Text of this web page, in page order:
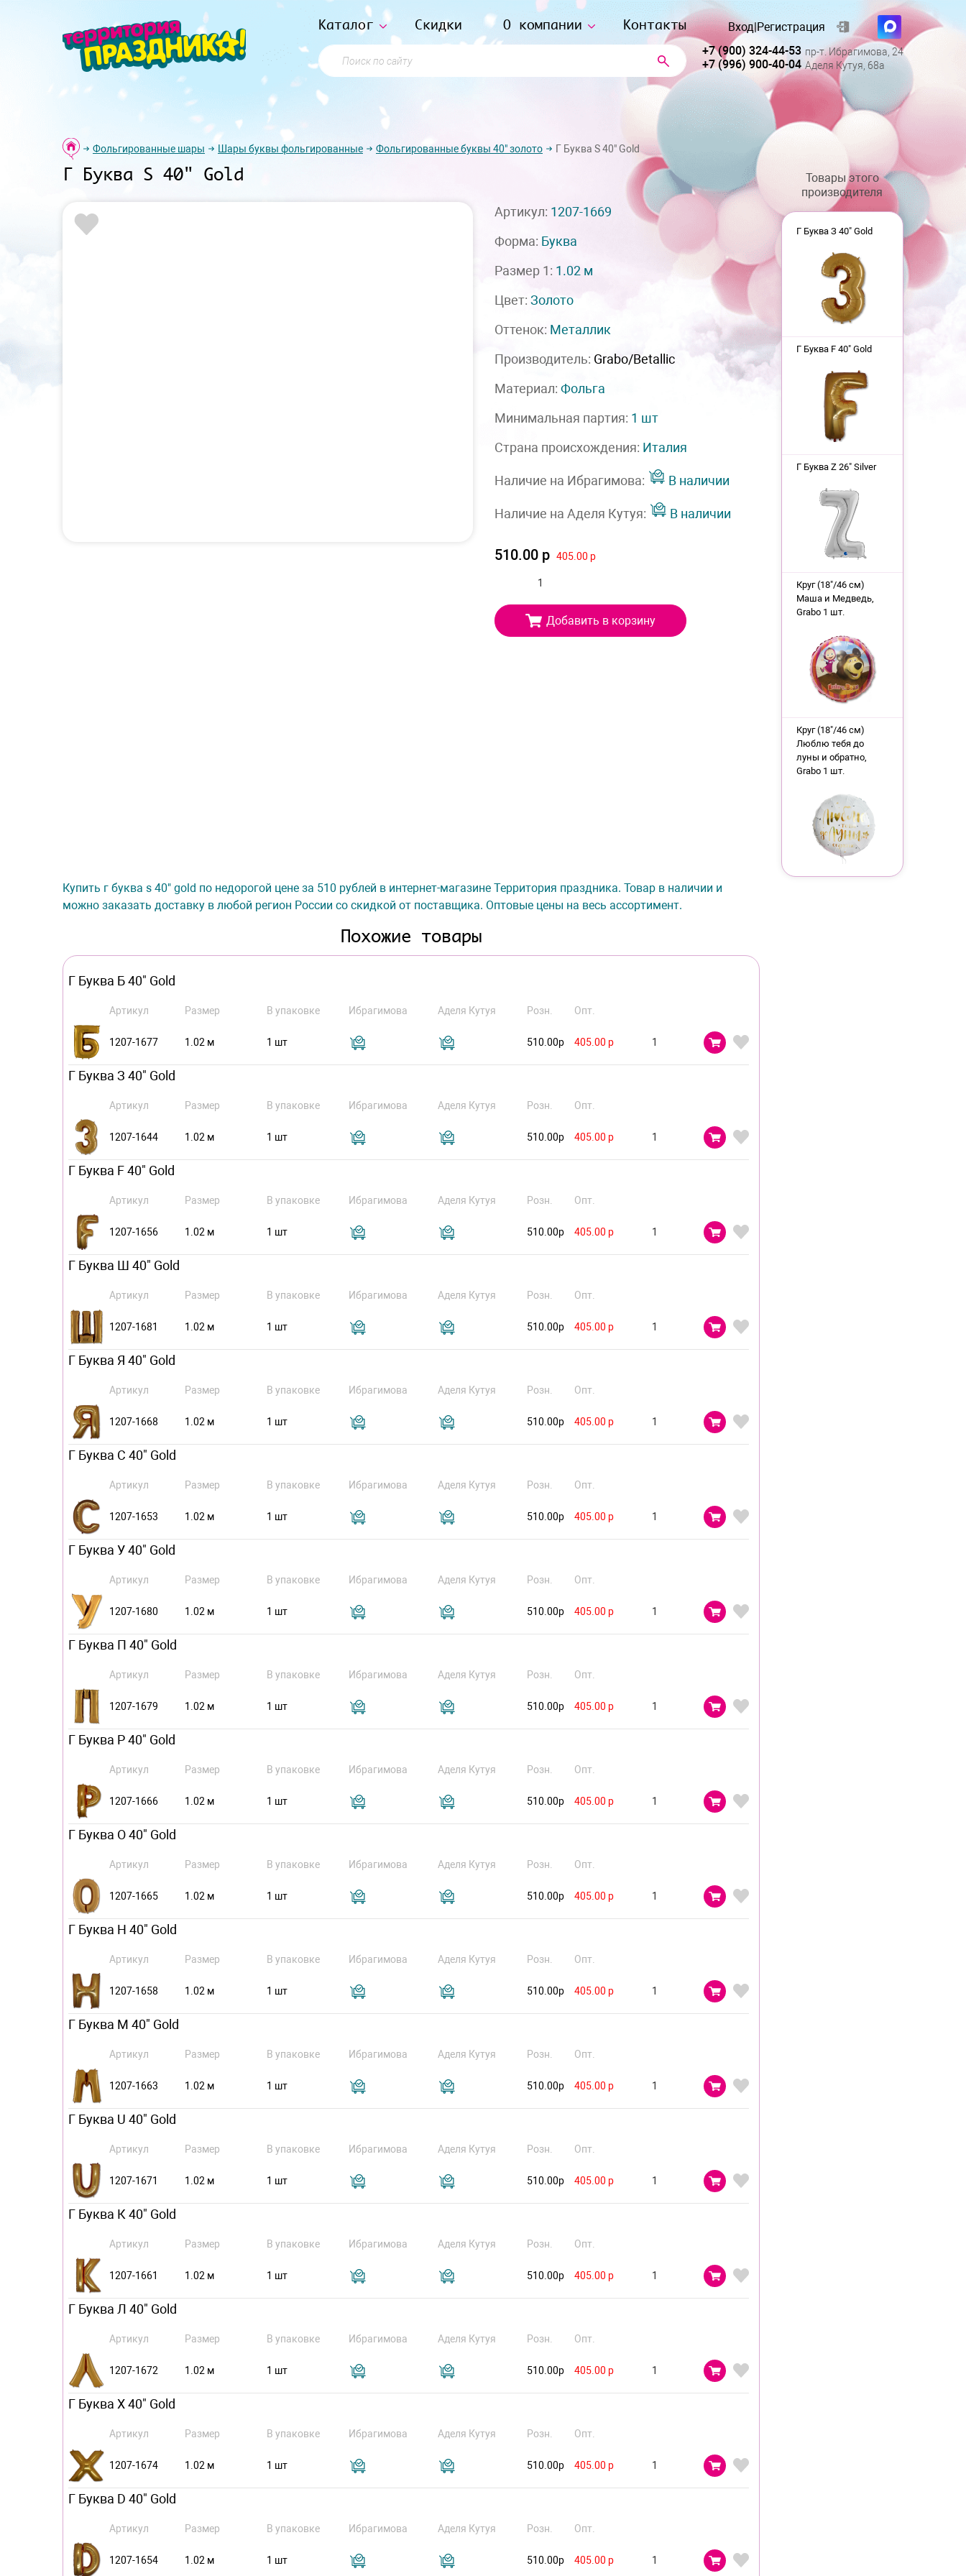
Каталог Скидки О компании Контакты
Поиск по сайту
Вход|Регистрация
+7 (900) 324-44-53 пр-т. Ибрагимова, 24
+7 (996) 900-40-04 Аделя Кутуя, 68а
Фольгированные шары Шары буквы фольгированные Фольгированные буквы 40" золото Г Буква S 40" Gold
Г Буква S 40" Gold
Артикул: 1207-1669
Форма: Буква
Размер 1: 1.02 м
Цвет: Золото
Оттенок: Металлик
Производитель: Grabo/Betallic
Материал: Фольга
Минимальная партия: 1 шт
Страна происхождения: Италия
Наличие на Ибрагимова: В наличии
Наличие на Аделя Кутуя: В наличии
510.00 р 405.00 р
Добавить в корзину
Купить г буква s 40" gold по недорогой цене за 510 рублей в интернет-магазине Территория праздника. Товар в наличии и
можно заказать доставку в любой регион России со скидкой от поставщика. Оптовые цены на весь ассортимент.
Похожие товары
Г Буква Б 40" Gold
Артикул Размер В упаковке Ибрагимова Аделя Кутуя Розн. Опт.
1207-1677 1.02 м 1 шт 510.00р 405.00 р
Г Буква З 40" Gold
Артикул Размер В упаковке Ибрагимова Аделя Кутуя Розн. Опт.
1207-1644 1.02 м 1 шт 510.00р 405.00 р
Г Буква F 40" Gold
Артикул Размер В упаковке Ибрагимова Аделя Кутуя Розн. Опт.
1207-1656 1.02 м 1 шт 510.00р 405.00 р
Г Буква Ш 40" Gold
Артикул Размер В упаковке Ибрагимова Аделя Кутуя Розн. Опт.
1207-1681 1.02 м 1 шт 510.00р 405.00 р
Г Буква Я 40" Gold
Артикул Размер В упаковке Ибрагимова Аделя Кутуя Розн. Опт.
1207-1668 1.02 м 1 шт 510.00р 405.00 р
Г Буква С 40" Gold
Артикул Размер В упаковке Ибрагимова Аделя Кутуя Розн. Опт.
1207-1653 1.02 м 1 шт 510.00р 405.00 р
Г Буква У 40" Gold
Артикул Размер В упаковке Ибрагимова Аделя Кутуя Розн. Опт.
1207-1680 1.02 м 1 шт 510.00р 405.00 р
Г Буква П 40" Gold
Артикул Размер В упаковке Ибрагимова Аделя Кутуя Розн. Опт.
1207-1679 1.02 м 1 шт 510.00р 405.00 р
Г Буква Р 40" Gold
Артикул Размер В упаковке Ибрагимова Аделя Кутуя Розн. Опт.
1207-1666 1.02 м 1 шт 510.00р 405.00 р
Г Буква О 40" Gold
Артикул Размер В упаковке Ибрагимова Аделя Кутуя Розн. Опт.
1207-1665 1.02 м 1 шт 510.00р 405.00 р
Г Буква Н 40" Gold
Артикул Размер В упаковке Ибрагимова Аделя Кутуя Розн. Опт.
1207-1658 1.02 м 1 шт 510.00р 405.00 р
Г Буква М 40" Gold
Артикул Размер В упаковке Ибрагимова Аделя Кутуя Розн. Опт.
1207-1663 1.02 м 1 шт 510.00р 405.00 р
Г Буква U 40" Gold
Артикул Размер В упаковке Ибрагимова Аделя Кутуя Розн. Опт.
1207-1671 1.02 м 1 шт 510.00р 405.00 р
Г Буква К 40" Gold
Артикул Размер В упаковке Ибрагимова Аделя Кутуя Розн. Опт.
1207-1661 1.02 м 1 шт 510.00р 405.00 р
Г Буква Л 40" Gold
Артикул Размер В упаковке Ибрагимова Аделя Кутуя Розн. Опт.
1207-1672 1.02 м 1 шт 510.00р 405.00 р
Г Буква Х 40" Gold
Артикул Размер В упаковке Ибрагимова Аделя Кутуя Розн. Опт.
1207-1674 1.02 м 1 шт 510.00р 405.00 р
Г Буква D 40" Gold
Артикул Размер В упаковке Ибрагимова Аделя Кутуя Розн. Опт.
1207-1654 1.02 м 1 шт 510.00р 405.00 р
Товары этого
производителя
Г Буква З 40" Gold
Г Буква F 40" Gold
Г Буква Z 26" Silver
Круг (18"/46 см)
Маша и Медведь,
Grabo 1 шт.
Круг (18"/46 см)
Люблю тебя до
луны и обратно,
Grabo 1 шт.